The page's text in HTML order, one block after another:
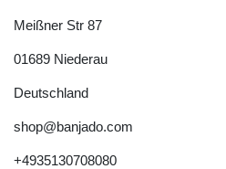
Meißner Str 87
01689 Niederau
Deutschland
shop@banjado.com
+4935130708080